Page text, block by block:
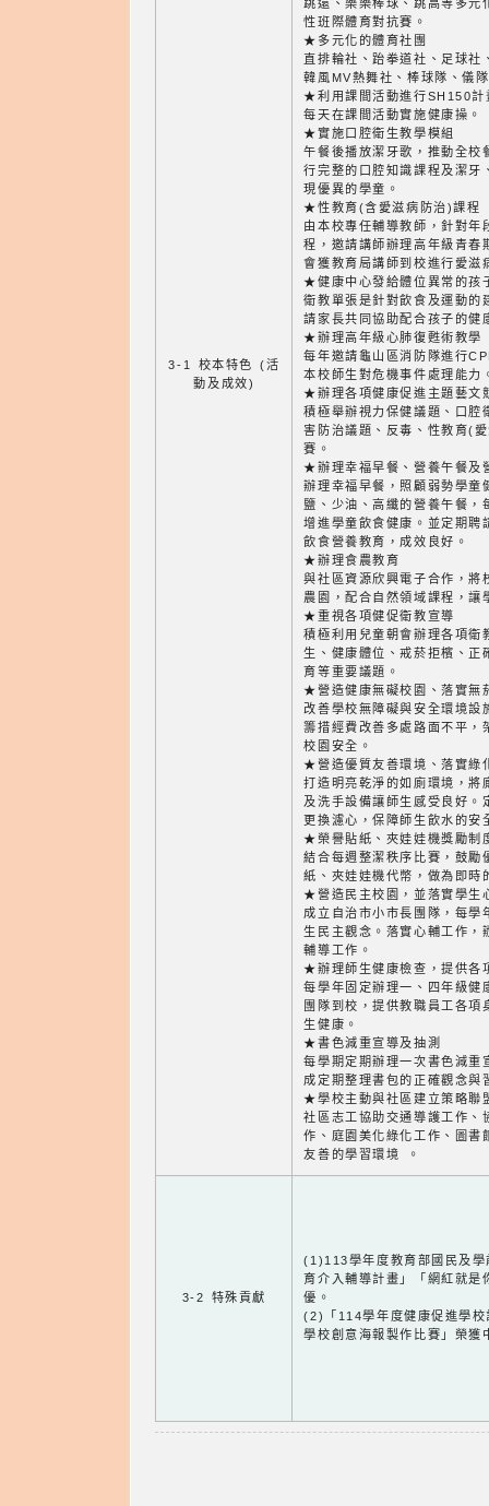
3-1 校本特色 (活
動及成效)
跳遠、樂樂棒球、跳高等多元
性班際體育對抗賽。
★多元化的體育社團
直排輪社、跆拳道社、足球社
韓風MV熱舞社、棒球隊、儀隊
★利用課間活動進行SH150計
每天在課間活動實施健康操。
★實施口腔衛生教學模組
午餐後播放潔牙歌，推動全校
行完整的口腔知識課程及潔牙
現優異的學童。
★性教育(含愛滋病防治)課程
由本校專任輔導教師，針對年
程，邀請講師辦理高年級青春
會獲教育局講師到校進行愛滋
★健康中心發給體位異常的孩
衛教單張是針對飲食及運動的
請家長共同協助配合孩子的健
★辦理高年級心肺復甦術教學
每年邀請龜山區消防隊進行
本校師生對危機事件處理能力
★辦理各項健康促進主題藝文
積極舉辦視力保健議題、口腔
害防治議題、反毒、性教育(
賽。
★辦理幸福早餐、營養午餐及
辦理幸福早餐，照顧弱勢學童
鹽、少油、高纖的營養午餐，
增進學童飲食健康。並定期聘
飲食營養教育，成效良好。
★辦理食農教育
與社區資源欣興電子合作，將
農園，配合自然領域課程，讓
★重視各項健促衛教宣導
積極利用兒童朝會辦理各項衛
生、健康體位、戒菸拒檳、正
育等重要議題。
★營造健康無礙校園、落實無
改善學校無障礙與安全環境設
籌措經費改善多處路面不平，
校園安全。
★營造優質友善環境、落實綠
打造明亮乾淨的如廁環境，將
及洗手設備讓師生感受良好。
更換濾心，保障師生飲水的安
★榮譽貼紙、夾娃娃機獎勵制
結合每週整潔秩序比賽，鼓勵
紙、夾娃娃機代幣，做為即時
★營造民主校園，並落實學生
成立自治市小市長團隊，每學
生民主觀念。落實心輔工作，
輔導工作。
★辦理師生健康檢查，提供各
每學年固定辦理一、四年級健
團隊到校，提供教職員工各
生健康。
★書色減重宣導及抽測
每學期定期辦理一次書色減重
成定期整理書包的正確觀念與
★學校主動與社區建立策略聯
社區志工協助交通導護工作、
作、庭園美化綠化工作、圖書
友善的學習環境 。
3-2 特殊貢獻
(1)113學年度教育部國民及
育介入輔導計畫」「網紅就是
優。
(2)「114學年度健康促進學
學校創意海報製作比賽」榮獲